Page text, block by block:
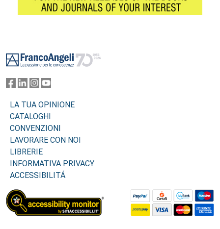
LA TUA OPINIONE
CATALOGHI
CONVENZIONI
LAVORARE CON NOI
LIBRERIE
INFORMATIVA PRIVACY
ACCESSIBILITÁ